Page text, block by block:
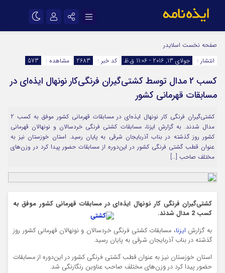
اینستاگرام
سروش
ایتا
آپارات
اپلیکیشن رمز عبور
مرا به خاطر بسپار
صفحه نخست اسلایدر
انتشار :
جولای 13, 2016 - 11:06 ق.ظ کد خبر : 2683 مشاهده : 573
کسب 2 مدال توسط کشتی‌گیران فرنگی‌کار نونهال ایذه‌ای در
مسابقات قهرمانی کشور
کشتی‌گیران فرنگی کار نونهال ایذه‌ای در مسابقات قهرمانی کشور موفق به کسب 2
مدال شدند. به گزارش ایزنا، مسابقات کشتی فرنگی خردسالان و نونهالان قهرمانی
کشور روز گذشته در بناب آذربایجان شرقی به پایان رسید. استان خوزستان نیز به
عنوان قطب گشتی فرنگی کشور در این‌دوره از مسابقات حضور پیدا کرد در وزن‌های
مختلف صاحب […]
کشتی‌گیران فرنگی کار نونهال ایذه‌ای در مسابقات قهرمانی کشور موفق به
کسب 2 مدال شدند.
به گزارش ایزنا، مسابقات کشتی فرنگی خردسالان و نونهالان قهرمانی کشور روز
گذشته در بناب آذربایجان شرقی به پایان رسید.
استان خوزستان نیز به عنوان قطب گشتی فرنگی کشور در این‌دوره از مسابقات
حضور پیدا کرد در وزن‌های مختلف صاحب عناوین رنگارنگی شد.